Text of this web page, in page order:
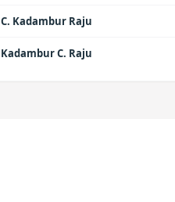
C. Kadambur Raju
Kadambur C. Raju